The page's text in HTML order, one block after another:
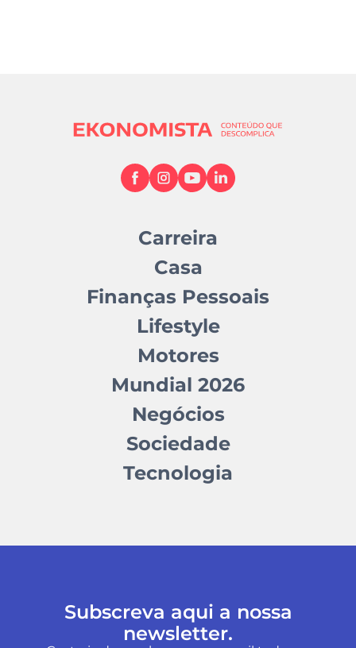
Carreira
Casa
Finanças Pessoais
Lifestyle
Motores
Mundial 2026
Negócios
Sociedade
Tecnologia
Subscreva aqui a nossa
newsletter.